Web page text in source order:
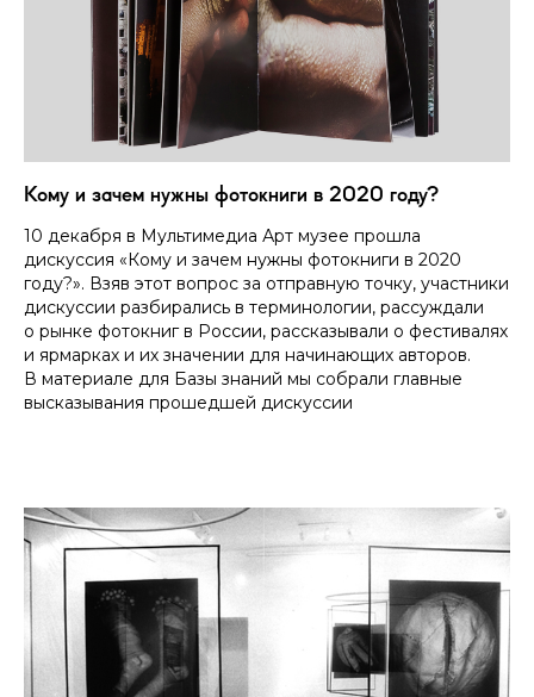
Кому и зачем нужны фотокниги в 2020 году?
10 декабря в Мультимедиа Арт музее прошла
дискуссия «Кому и зачем нужны фотокниги в 2020
году?». Взяв этот вопрос за отправную точку, участники
дискуссии разбирались в терминологии, рассуждали
о рынке фотокниг в России, рассказывали о фестивалях
и ярмарках и их значении для начинающих авторов.
В материале для Базы знаний мы собрали главные
высказывания прошедшей дискуссии